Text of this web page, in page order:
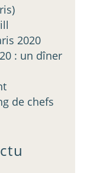
2020
: un dîner
de chefs